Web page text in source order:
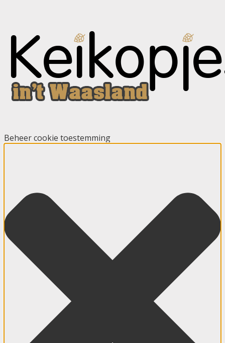
Beheer cookie toestemming